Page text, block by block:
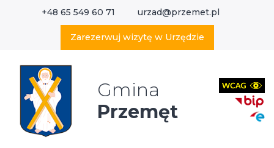
+48 65 549 60 71 urzad@przemet.pl
Zarezerwuj wizytę w Urzędzie
Gmina
Przemęt
Wyszukaj w serwisie